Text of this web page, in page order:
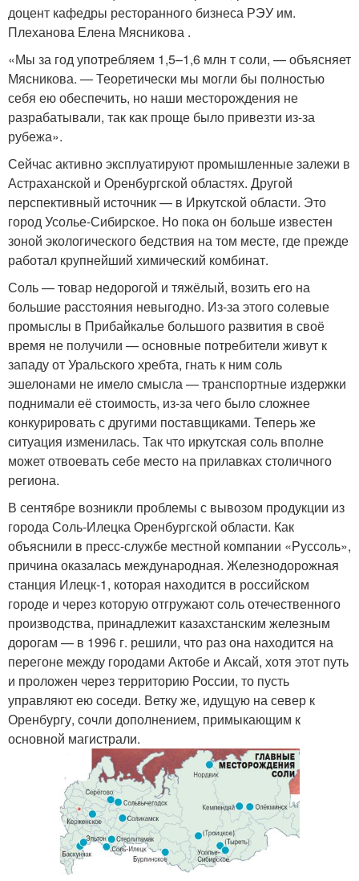
доцент кафедры ресторанного бизнеса РЭУ им.
Плеханова Елена Мясникова .
«Мы за год употребляем 1,5–1,6 млн т соли, — объясняет
Мясникова. — Теоретически мы могли бы полностью
себя ею обеспечить, но наши месторождения не
разрабатывали, так как проще было привезти из-за
рубежа».
Сейчас активно эксплуатируют промышленные залежи в
Астраханской и Оренбургской областях. Другой
перспективный источник — в Иркутской области. Это
город Усолье-Сибирское. Но пока он больше известен
зоной экологического бедствия на том месте, где прежде
работал крупнейший химический комбинат.
Соль — товар недорогой и тяжёлый, возить его на
большие расстояния невыгодно. Из-за этого солевые
промыслы в Прибайкалье большого развития в своё
время не получили — основные потребители живут к
западу от Уральского хребта, гнать к ним соль
эшелонами не имело смысла — транспортные издержки
поднимали её стоимость, из-за чего было сложнее
конкурировать с другими поставщиками. Теперь же
ситуация изменилась. Так что иркутская соль вполне
может отвоевать себе место на прилавках столичного
региона.
В сентябре возникли проблемы с вывозом продукции из
города Соль-Илецка Оренбургской области. Как
объяснили в пресс-службе местной компании «Руссоль»,
причина оказалась международная. Железнодорожная
станция Илецк-1, которая находится в российском
городе и через которую отгружают соль отечественного
производства, принадлежит казахстанским железным
дорогам — в 1996 г. решили, что раз она находится на
перегоне между городами Актобе и Аксай, хотя этот путь
и проложен через территорию России, то пусть
управляют ею соседи. Ветку же, идущую на север к
Оренбургу, сочли дополнением, примыкающим к
основной магистрали.